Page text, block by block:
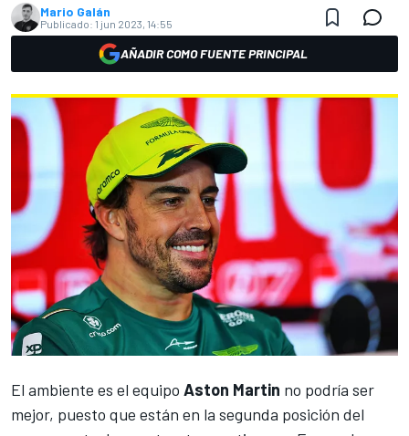
Mario Galán
Publicado: 1 jun 2023, 14:55
AÑADIR COMO FUENTE PRINCIPAL
El ambiente es el equipo Aston Martin no podría ser
mejor, puesto que están en la segunda posición del